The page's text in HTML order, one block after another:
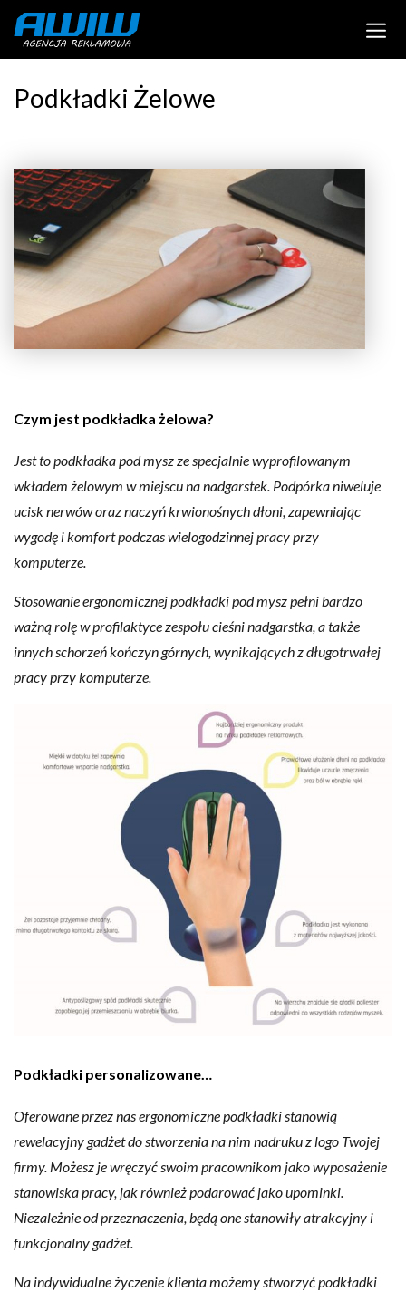
Podkładki Żelowe
Czym jest podkładka żelowa?
Jest to podkładka pod mysz ze specjalnie wyprofilowanym
wkładem żelowym w miejscu na nadgarstek. Podpórka niweluje
ucisk nerwów oraz naczyń krwionośnych dłoni, zapewniając
wygodę i komfort podczas wielogodzinnej pracy przy
komputerze.
Stosowanie ergonomicznej podkładki pod mysz pełni bardzo
ważną rolę w profilaktyce zespołu cieśni nadgarstka, a także
innych schorzeń kończyn górnych, wynikających z długotrwałej
pracy przy komputerze.
Podkładki personalizowane…
Oferowane przez nas ergonomiczne podkładki stanowią
rewelacyjny gadżet do stworzenia na nim nadruku z logo Twojej
firmy. Możesz je wręczyć swoim pracownikom jako wyposażenie
stanowiska pracy, jak również podarować jako upominki.
Niezależnie od przeznaczenia, będą one stanowiły atrakcyjny i
funkcjonalny gadżet.
Na indywidualne życzenie klienta możemy stworzyć podkładki